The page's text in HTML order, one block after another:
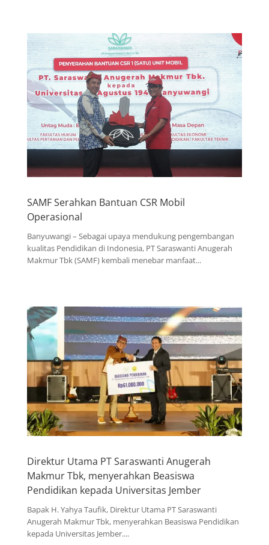
SAMF Serahkan Bantuan CSR Mobil
Operasional
Banyuwangi – Sebagai upaya mendukung pengembangan
kualitas Pendidikan di Indonesia, PT Saraswanti Anugerah
Makmur Tbk (SAMF) kembali menebar manfaat...
Direktur Utama PT Saraswanti Anugerah
Makmur Tbk, menyerahkan Beasiswa
Pendidikan kepada Universitas Jember
Bapak H. Yahya Taufik, Direktur Utama PT Saraswanti
Anugerah Makmur Tbk, menyerahkan Beasiswa Pendidikan
kepada Universitas Jember....